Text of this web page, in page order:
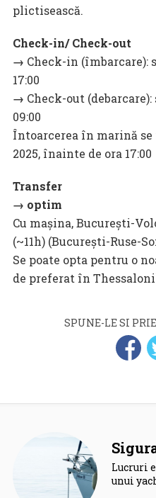
plictisească.
Check-in/ Check-out
→ Check-in (îmbarcare):
17:00
→ Check-out
09:00
Întoarcerea în marină
2025, înainte de ora 17:00
Transfer
→ optim
Cu mașina, București-
(~11h) (București-Ruse-
Se poate opta pentru o
de preferat în
SPUNE-LE SI
Lucruri
unui